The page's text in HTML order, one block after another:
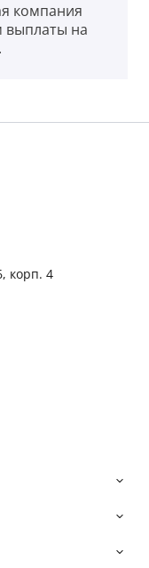
компания
выплаты на
корп. 4